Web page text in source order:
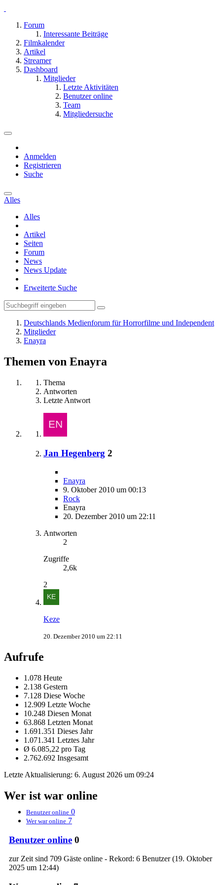
Forum
Interessante Beiträge
Filmkalender
Artikel
Streamer
Dashboard
Mitglieder
Letzte Aktivitäten
Benutzer online
Team
Mitgliedersuche
Anmelden
Registrieren
Suche
Alles
Alles
Artikel
Seiten
Forum
News
News Update
Erweiterte Suche
Deutschlands Medienforum für Horrorfilme und Independent
Mitglieder
Enayra
Themen von Enayra
Thema
Antworten
Letzte Antwort
Jan Hegenberg 2
Enayra
9. Oktober 2010 um 00:13
Rock
Enayra
20. Dezember 2010 um 22:11
Antworten
2
Zugriffe
2,6k
2
Keze
20. Dezember 2010 um 22:11
Aufrufe
1.078 Heute
2.138 Gestern
7.128 Diese Woche
12.909 Letzte Woche
10.248 Diesen Monat
63.868 Letzten Monat
1.691.351 Dieses Jahr
1.071.341 Letztes Jahr
Ø 6.085,22 pro Tag
2.762.692 Insgesamt
Letzte Aktualisierung: 6. August 2026 um 09:24
Wer ist war online
Benutzer online 0
Wer war online 7
Benutzer online 0
zur Zeit sind 709 Gäste online - Rekord: 6 Benutzer (19. Oktober
2025 um 12:44)